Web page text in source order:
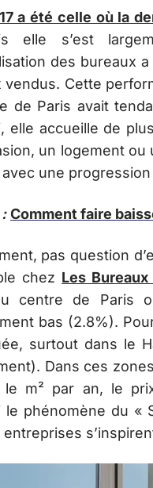
a été celle où la
elle s’est
des bureaux
vendus. Cette
de Paris avait
elle accueille de
un logement ou
une
Comment faire
pas question
chez Les
centre de Paris
bas (2.8%).
surtout dans le
Dans ces
le m² par an, le
le phénomène du